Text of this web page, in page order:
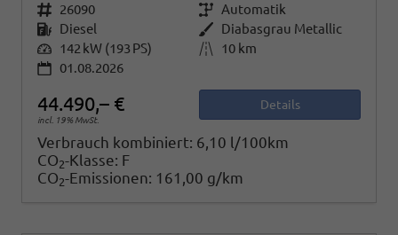
Fahrzeugnr. 26090 Getriebe Automatik
Kraftstoff Diesel Außenfarbe Diabasgrau Metallic
Leistung 142 kW (193 PS) Kilometerstand
10 km
01.08.2026
44.490,– €
incl. 19% MwSt.
Details
Verbrauch kombiniert: 6,10 l/100km
CO2-Klasse: F
CO2-Emissionen: 161,00 g/km